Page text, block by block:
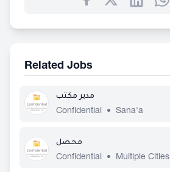
Related Jobs
مدير مكتب
Confidential
• Sana'a
محصل
Confidential
• Multiple Cities